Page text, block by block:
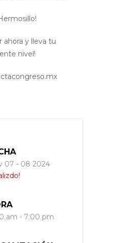
ahora y lleva tu
nivel!
07 - 08 2024
am - 7:00 pm